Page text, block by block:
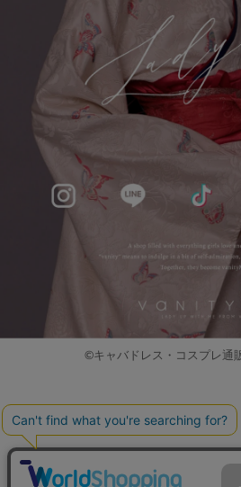
©キャバドレス・コスプレ通